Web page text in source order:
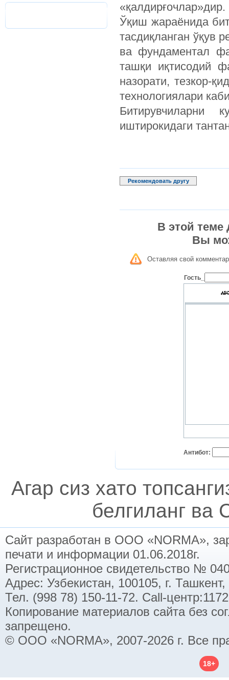
«қалдирғочлар»дир.
Ўқиш жараёнида
тасдиқланган ўқув
ва фундаментал
ташқи иқтисодий
назорати, тезкор-
технологиялари
Битирувчиларни
иштирокидаги
Рекомендовать другу
В этой теме
Вы
Оставляя свой
Гость_
Антибот:
Агар сиз хато
белгиланг ва
Сайт разработан в ООО «NORMA»,
печати и информации 01.06.2018г.
Регистрационное свидетельство №
Адрес: Узбекистан, 100105, г.
Тел. (998 78) 150-11-72. Call-
Копирование материалов сайта без
запрещено.
© ООО «NORMA», 2007-2026 г. Все
18+